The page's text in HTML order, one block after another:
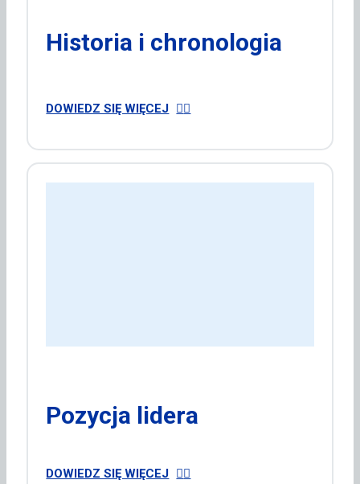
Historia i chronologia
DOWIEDZ SIĘ WIĘCEJ
Pozycja lidera
DOWIEDZ SIĘ WIĘCEJ